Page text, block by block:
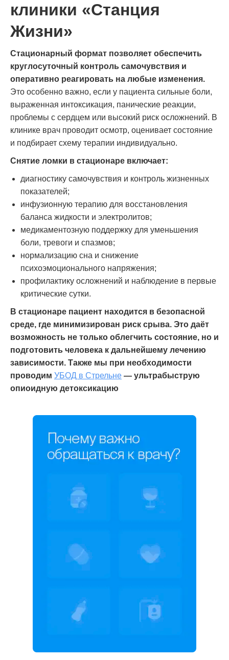
клиники «Станция
Жизни»
Стационарный формат позволяет обеспечить
круглосуточный контроль самочувствия и
оперативно реагировать на любые изменения.
Это особенно важно, если у пациента сильные боли,
выраженная интоксикация, панические реакции,
проблемы с сердцем или высокий риск осложнений. В
клинике врач проводит осмотр, оценивает состояние
и подбирает схему терапии индивидуально.
Снятие ломки в стационаре включает:
диагностику самочувствия и контроль жизненных
показателей;
инфузионную терапию для восстановления
баланса жидкости и электролитов;
медикаментозную поддержку для уменьшения
боли, тревоги и спазмов;
нормализацию сна и снижение
психоэмоционального напряжения;
профилактику осложнений и наблюдение в первые
критические сутки.
В стационаре пациент находится в безопасной
среде, где минимизирован риск срыва. Это даёт
возможность не только облегчить состояние, но и
подготовить человека к дальнейшему лечению
зависимости. Также мы при необходимости
проводим УБОД в Стрельне — ультрабыструю
опиоидную детоксикацию